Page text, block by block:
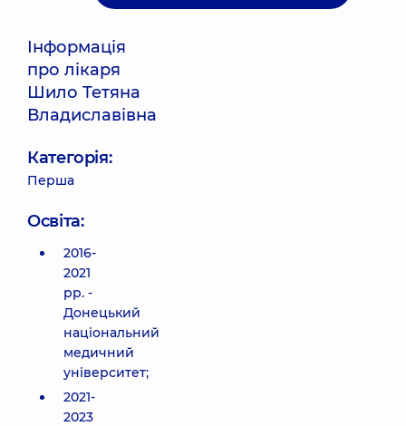
Інформація
про лікаря
Шило Тетяна
Владиславівна
Категорія:
Перша
Освіта:
2016-
2021
рр. -
Донецький
національний
медичний
університет;
2021-
2023